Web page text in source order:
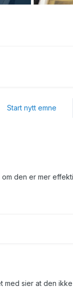
Start nytt emne
den er mer
sier at den